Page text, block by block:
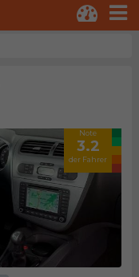
Note
3.2
der Fahrer